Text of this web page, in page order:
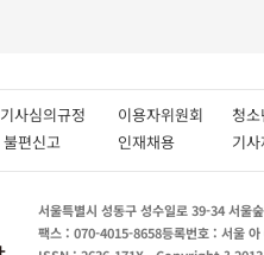
기사심의규정 이용자위원회 청
불편신고 인재채용 기
서울특별시 성동구 성수일로 39-34 서울
팩스 : 070-4015-8658등록번호 : 서울